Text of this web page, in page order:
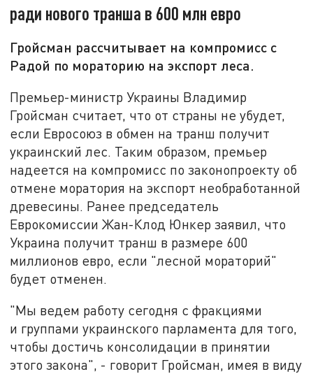
ради нового транша в 600 млн евро
Гройсман рассчитывает на компромисс с
Радой по мораторию на экспорт леса.
Премьер-министр Украины Владимир
Гройсман считает, что от страны не убудет,
если Евросоюз в обмен на транш получит
украинский лес. Таким образом, премьер
надеется на компромисс по законопроекту об
отмене моратория на экспорт необработанной
древесины. Ранее председатель
Еврокомиссии Жан-Клод Юнкер заявил, что
Украина получит транш в размере 600
миллионов евро, если "лесной мораторий"
будет отменен.
"Мы ведем работу сегодня с фракциями
и группами украинского парламента для того,
чтобы достичь консолидации в принятии
этого закона", - говорит Гройсман, имея в виду